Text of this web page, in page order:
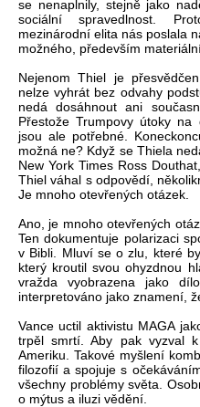
se nenaplnily, stejně jako
sociální spravedlnost.
mezinárodní elita nás poslala
možného, především
Nejenom Thiel je
nelze vyhrát bez odvahy
nedá dosáhnout ani
Přestože Trumpovy útoky na
jsou ale potřebné.
možná ne? Když se Thiela
New York Times Ross
Thiel váhal s odpovědí,
Je mnoho otevřených otázek.
Ano, je mnoho otevřených
Ten dokumentuje polarizaci
v Bibli. Mluví se o zlu, které
který kroutil svou ohyzdnou
vražda vyobrazena jako
interpretováno jako znamení,
Vance uctil aktivistu MAGA
trpěl smrtí. Aby pak vyzval
Ameriku. Takové myšlení
filozofií a spojuje s
všechny problémy světa.
o mýtus a iluzi vědění.